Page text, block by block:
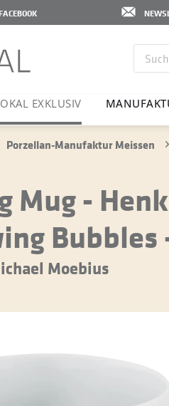
EXKLUSIV
Porzellan-Manufaktur Meissen
Mug -
Moebius